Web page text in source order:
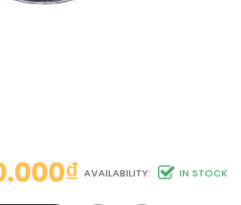
₫ AVAILABILITY: IN STOCK